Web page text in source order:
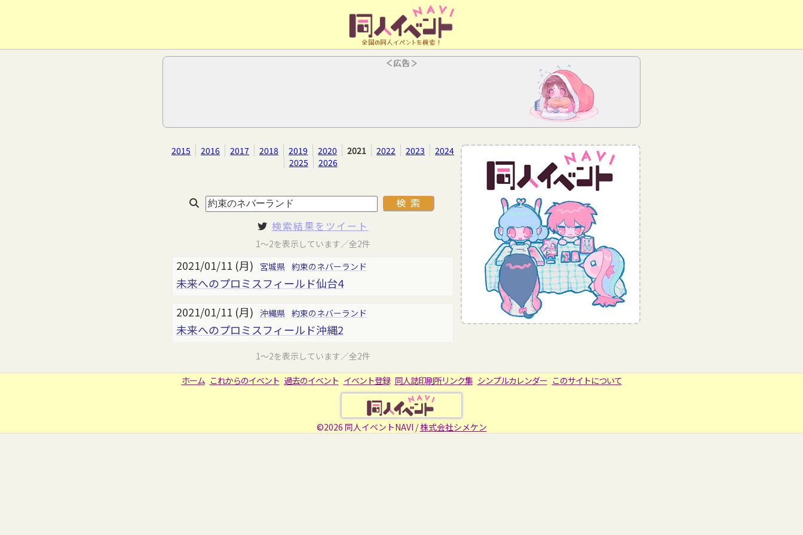
全国の同人イベントを検索！
＜広告＞
2015 2016 2017 2018 2019 2020 2021 2022 2023
2024
2025
2026
検索結果をツイート
1～2を表示しています／全2件
2021/01/11 (月) 宮城県 約束のネバーランド
未来へのプロミスフィールド仙台4
2021/01/11 (月) 沖縄県 約束のネバーランド
未来へのプロミスフィールド沖縄2
1～2を表示しています／全2件
ホーム これからのイベント 過去のイベント イベント登録 同人誌印刷所リンク集 シンプルカレンダー このサイトについて
©2026 同人イベントNAVI /株式会社シメケン